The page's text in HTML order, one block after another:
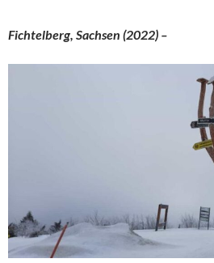
Fichtelberg, Sachsen (2022) –